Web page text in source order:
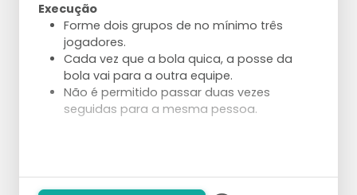
Execução
Forme dois grupos de no mínimo três
jogadores.
Cada vez que a bola quica, a posse da
bola vai para a outra equipe.
Não é permitido passar duas vezes
seguidas para a mesma pessoa.